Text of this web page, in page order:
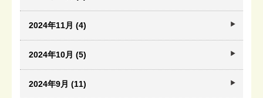
2024年11月 (4)
2024年10月 (5)
2024年9月 (11)